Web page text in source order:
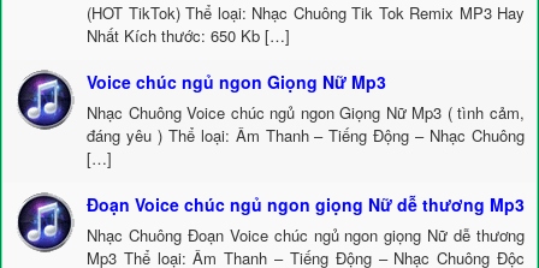
(HOT TikTok) Thể loại: Nhạc Chuông Tik Tok Remix MP3 Hay
Nhất Kích thước: 650 Kb […]
Voice chúc ngủ ngon Giọng Nữ Mp3
Nhạc Chuông Voice chúc ngủ ngon Giọng Nữ Mp3 ( tình cảm,
đáng yêu ) Thể loại: Âm Thanh – Tiếng Động – Nhạc Chuông
[…]
Đoạn Voice chúc ngủ ngon giọng Nữ dễ thương Mp3
Nhạc Chuông Đoạn Voice chúc ngủ ngon giọng Nữ dễ thương
Mp3 Thể loại: Âm Thanh – Tiếng Động – Nhạc Chuông Độc